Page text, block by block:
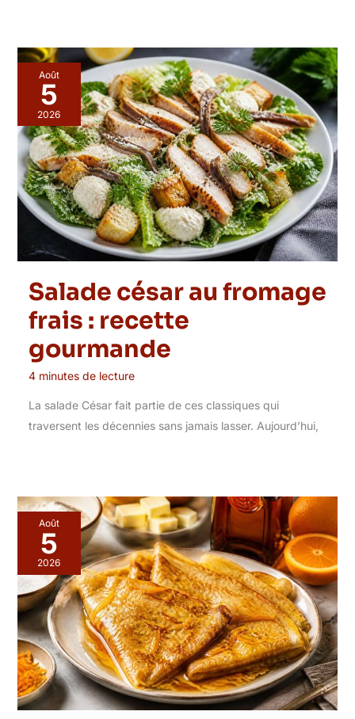
Août
5
2026
Salade césar au fromage
frais : recette
gourmande
4 minutes de lecture
La salade César fait partie de ces classiques qui
traversent les décennies sans jamais lasser. Aujourd’hui,
Août
5
2026